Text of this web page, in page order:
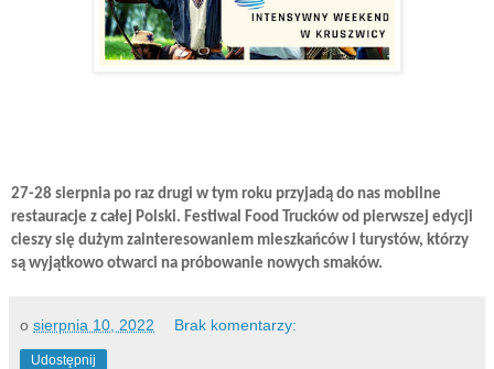
27-28 sierpnia po raz drugi w tym roku przyjadą do nas mobilne
restauracje z całej Polski. Festiwal Food Trucków od pierwszej edycji
cieszy się dużym zainteresowaniem mieszkańców i turystów, którzy
są wyjątkowo otwarci na próbowanie nowych smaków.
o sierpnia 10, 2022 Brak komentarzy:
Udostępnij